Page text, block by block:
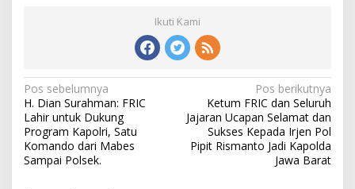
Ikuti Kami
Navigasi
pos
Pos sebelumnya
H. Dian Surahman: FRIC
Lahir untuk Dukung
Program Kapolri, Satu
Komando dari Mabes
Sampai Polsek.
Pos berikutnya
Ketum FRIC dan Seluruh
Jajaran Ucapan Selamat dan
Sukses Kepada Irjen Pol
Pipit Rismanto Jadi Kapolda
Jawa Barat